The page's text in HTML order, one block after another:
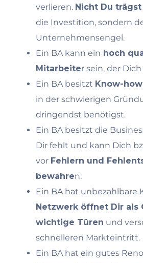
verlieren. Nicht Du
die Investition, sondern
Unternehmensengel.
Ein BA kann ein hoch
Mitarbeiter sein, der
Ein BA besitzt Know-how
in der schwierigen
dringendst benötigst.
Ein BA besitzt die
Dir fehlt und kann Dich
vor Fehlern und
bewahren.
Ein BA hat unbezahlbare
Netzwerk öffnet Dir als
wichtige Türen und
schnelleren Markteintritt.
Ein BA hat ein gutes